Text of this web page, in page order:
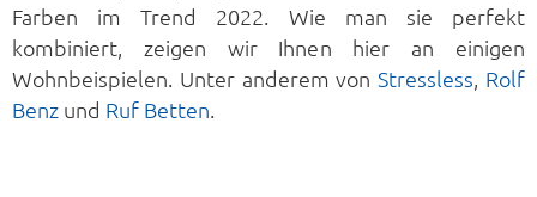
Farben im Trend 2022. Wie man sie perfekt
kombiniert, zeigen wir Ihnen hier an einigen
Wohnbeispielen. Unter anderem vonStressless, Rolf
Benz und Ruf Betten.